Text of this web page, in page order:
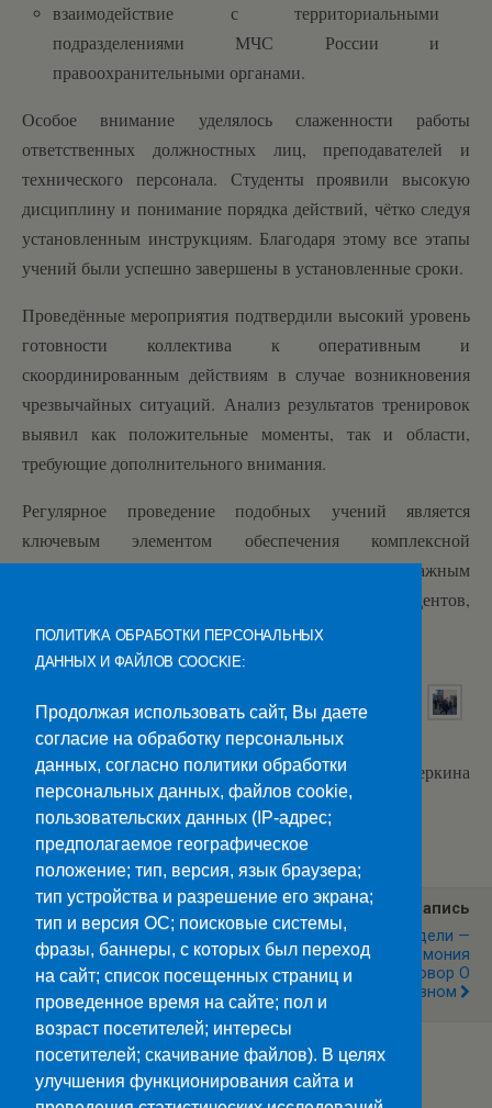
взаимодействие с территориальными
подразделениями МЧС России и
правоохранительными органами.
Особое внимание уделялось слаженности работы
ответственных должностных лиц, преподавателей и
технического персонала. Студенты проявили высокую
дисциплину и понимание порядка действий, чётко следуя
установленным инструкциям. Благодаря этому все этапы
учений были успешно завершены в установленные сроки.
Проведённые мероприятия подтвердили высокий уровень
готовности коллектива к оперативным и
скоординированным действиям в случае возникновения
чрезвычайных ситуаций. Анализ результатов тренировок
выявил как положительные моменты, так и области,
требующие дополнительного внимания.
Регулярное проведение подобных учений является
ключевым элементом обеспечения комплексной
безопасности образовательной организации и важным
шагом в защите жизни и здоровья студентов,
преподавателей и сотрудников.
Текст: Т. С. Офицеркина
Категории:Новости
Предыдущая Запись
Казачья Вольница
Следующая Запись
Начало Учебной Недели —
Торжественная Церемония
Поднятие Флага. Разговор О
Главном
Наверх
ПОЛИТИКА ОБРАБОТКИ ПЕРСОНАЛЬНЫХ
ДАННЫХ И ФАЙЛОВ COOCKIE:
Продолжая использовать сайт, Вы даете
согласие на обработку персональных
данных, согласно политики обработки
персональных данных, файлов cookie,
пользовательских данных (IP-адрес;
предполагаемое географическое
положение; тип, версия, язык браузера;
тип устройства и разрешение его экрана;
тип и версия ОС; поисковые системы,
фразы, баннеры, с которых был переход
на сайт; список посещенных страниц и
проведенное время на сайте; пол и
возраст посетителей; интересы
посетителей; скачивание файлов). В целях
улучшения функционирования сайта и